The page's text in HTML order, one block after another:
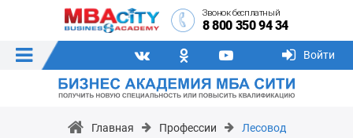
Звонок бесплатный
8 800 350 94 34
Войти
Главная Профессии Лесовод